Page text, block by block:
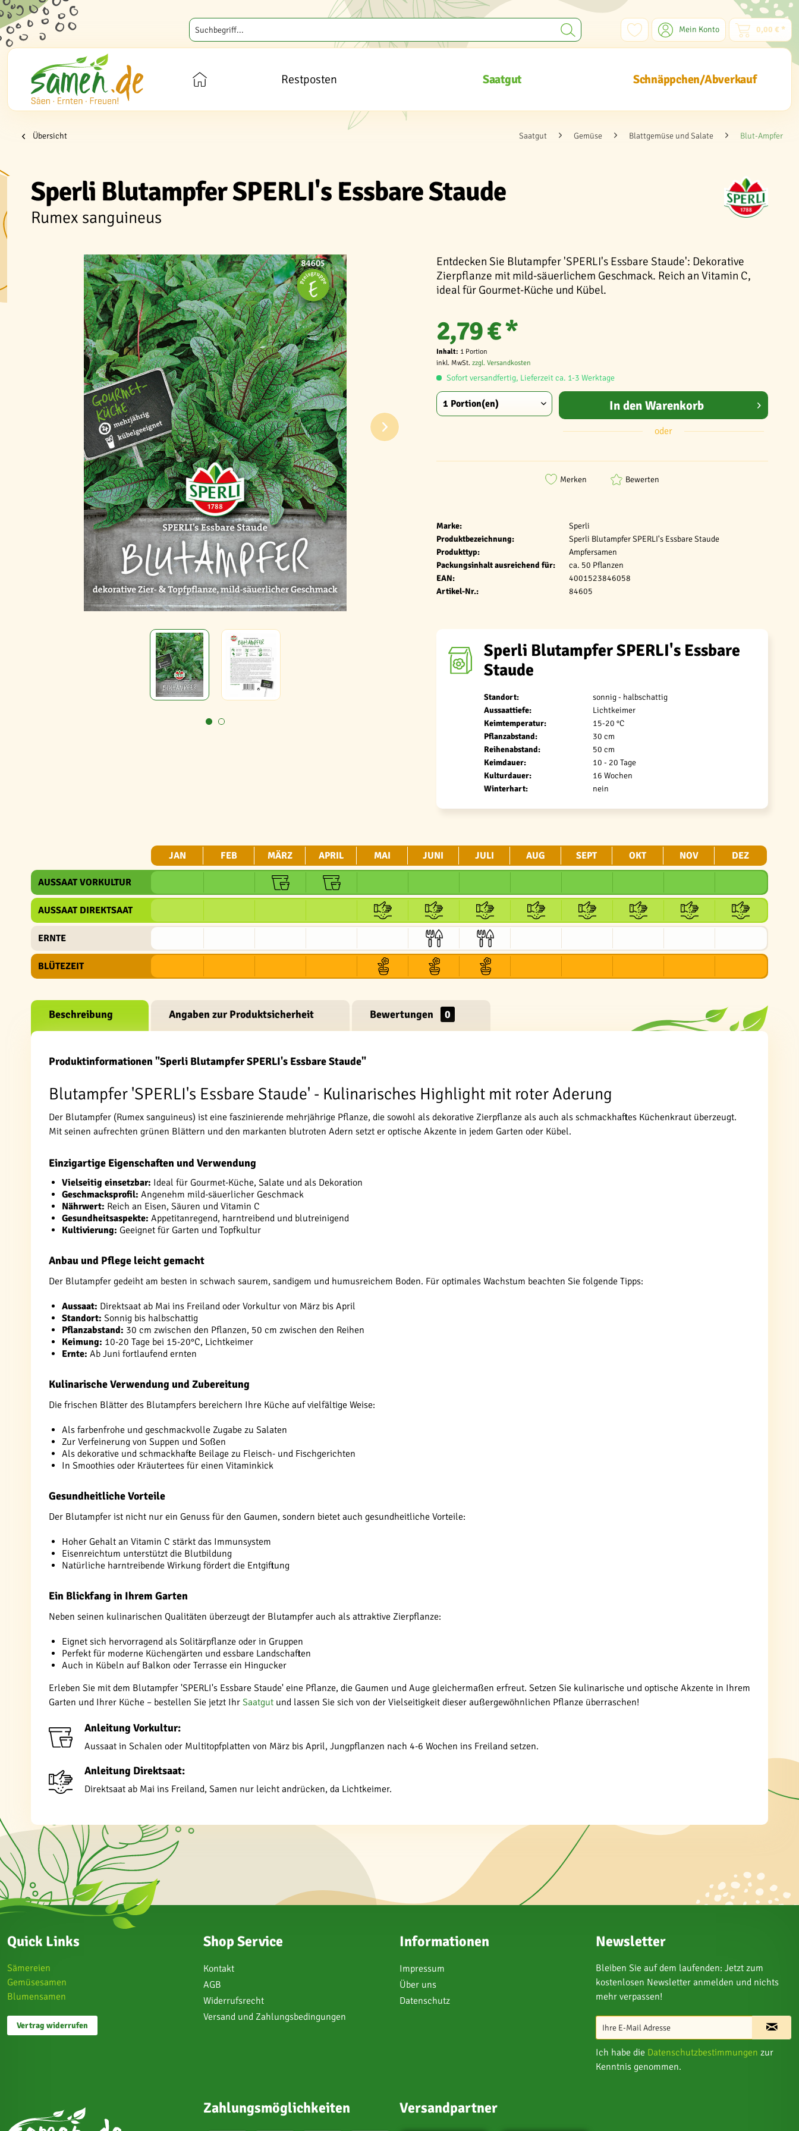
Mein Konto 0,00 € *
Restposten Saatgut Schnäppchen/Abverkauf
Übersicht Saatgut Gemüse Blattgemüse und Salate Blut-Ampfer
Sperli Blutampfer SPERLI's Essbare Staude
Rumex sanguineus
Entdecken Sie Blutampfer 'SPERLI's Essbare Staude': Dekorative
Zierpflanze mit mild-säuerlichem Geschmack. Reich an Vitamin C,
ideal für Gourmet-Küche und Kübel.
Marke:
Sperli
Produktbezeichnung:
Sperli Blutampfer SPERLI's Essbare Staude
Produkttyp:
Ampfersamen
Packungsinhalt ausreichend für:
ca. 50 Pflanzen
EAN:
4001523846058
Artikel-Nr.:
84605
2,79 € *
Inhalt: 1 Portion
inkl. MwSt. zzgl. Versandkosten
Sofort versandfertig, Lieferzeit ca. 1-3 Werktage
In den Warenkorb
oder
Merken Bewerten
Sperli Blutampfer SPERLI's Essbare
Staude
Standort:
sonnig - halbschattig
Aussaattiefe:
Lichtkeimer
Keimtemperatur:
15-20 °C
Pflanzabstand:
30 cm
Reihenabstand:
50 cm
Keimdauer:
10 - 20 Tage
Kulturdauer:
16 Wochen
Winterhart:
nein
JAN FEB MÄRZ APRIL MAI JUNI JULI AUG SEPT OKT NOV DEZ
AUSSAAT VORKULTUR
AUSSAAT DIREKTSAAT
ERNTE
BLÜTEZEIT
Beschreibung Angaben zur Produktsicherheit Bewertungen 0
Produktinformationen "Sperli Blutampfer SPERLI's Essbare Staude"
Blutampfer 'SPERLI's Essbare Staude' - Kulinarisches Highlight mit roter Aderung
Der Blutampfer (Rumex sanguineus) ist eine faszinierende mehrjährige Pflanze, die sowohl als dekorative Zierpflanze als auch als schmackhaftes Küchenkraut überzeugt.
Mit seinen aufrechten grünen Blättern und den markanten blutroten Adern setzt er optische Akzente in jedem Garten oder Kübel.
Einzigartige Eigenschaften und Verwendung
Vielseitig einsetzbar: Ideal für Gourmet-Küche, Salate und als Dekoration
Geschmacksprofil: Angenehm mild-säuerlicher Geschmack
Nährwert: Reich an Eisen, Säuren und Vitamin C
Gesundheitsaspekte: Appetitanregend, harntreibend und blutreinigend
Kultivierung: Geeignet für Garten und Topfkultur
Anbau und Pflege leicht gemacht
Der Blutampfer gedeiht am besten in schwach saurem, sandigem und humusreichem Boden. Für optimales Wachstum beachten Sie folgende Tipps:
Aussaat: Direktsaat ab Mai ins Freiland oder Vorkultur von März bis April
Standort: Sonnig bis halbschattig
Pflanzabstand: 30 cm zwischen den Pflanzen, 50 cm zwischen den Reihen
Keimung: 10-20 Tage bei 15-20°C, Lichtkeimer
Ernte: Ab Juni fortlaufend ernten
Kulinarische Verwendung und Zubereitung
Die frischen Blätter des Blutampfers bereichern Ihre Küche auf vielfältige Weise:
Als farbenfrohe und geschmackvolle Zugabe zu Salaten
Zur Verfeinerung von Suppen und Soßen
Als dekorative und schmackhafte Beilage zu Fleisch- und Fischgerichten
In Smoothies oder Kräutertees für einen Vitaminkick
Gesundheitliche Vorteile
Der Blutampfer ist nicht nur ein Genuss für den Gaumen, sondern bietet auch gesundheitliche Vorteile:
Hoher Gehalt an Vitamin C stärkt das Immunsystem
Eisenreichtum unterstützt die Blutbildung
Natürliche harntreibende Wirkung fördert die Entgiftung
Ein Blickfang in Ihrem Garten
Neben seinen kulinarischen Qualitäten überzeugt der Blutampfer auch als attraktive Zierpflanze:
Eignet sich hervorragend als Solitärpflanze oder in Gruppen
Perfekt für moderne Küchengärten und essbare Landschaften
Auch in Kübeln auf Balkon oder Terrasse ein Hingucker
Erleben Sie mit dem Blutampfer 'SPERLI's Essbare Staude' eine Pflanze, die Gaumen und Auge gleichermaßen erfreut. Setzen Sie kulinarische und optische Akzente in Ihrem
Garten und Ihrer Küche – bestellen Sie jetzt Ihr Saatgut und lassen Sie sich von der Vielseitigkeit dieser außergewöhnlichen Pflanze überraschen!
Anleitung Vorkultur:
Aussaat in Schalen oder Multitopfplatten von März bis April, Jungpflanzen nach 4-6 Wochen ins Freiland setzen.
Anleitung Direktsaat:
Direktsaat ab Mai ins Freiland, Samen nur leicht andrücken, da Lichtkeimer.
Quick Links
Sämereien
Gemüsesamen
Blumensamen
Vertrag widerrufen
Shop Service
Kontakt
AGB
Widerrufsrecht
Versand und Zahlungsbedingungen
Informationen
Impressum
Über uns
Datenschutz
Newsletter
Bleiben Sie auf dem laufenden: Jetzt zum
kostenlosen Newsletter anmelden und nichts
mehr verpassen!
Ich habe die Datenschutzbestimmungen zur
Kenntnis genommen.
Zahlungsmöglichkeiten Versandpartner